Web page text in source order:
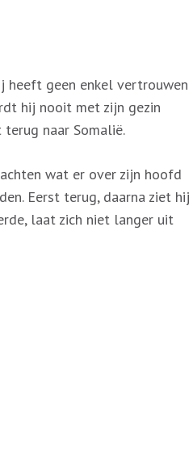
heeft geen enkel vertrouwen
hij nooit met zijn gezin
naar Somalië.
wat er over zijn hoofd
Eerst terug, daarna ziet hij
laat zich niet langer uit